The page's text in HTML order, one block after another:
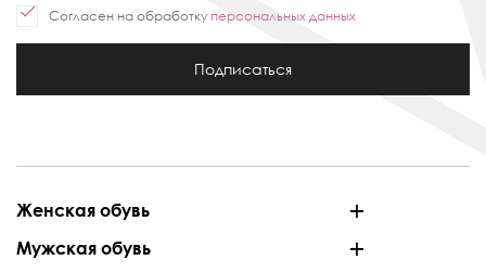
Согласен на обработку персональных данных
Подписаться
Женская обувь
Мужская обувь